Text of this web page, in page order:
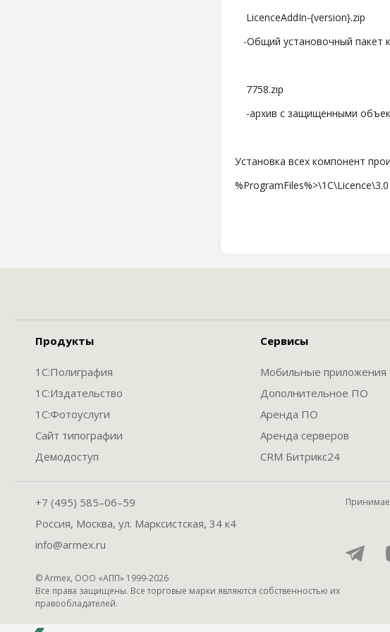
LicenceAddIn-{version}.zip
-Общий установочный пакет
7758.zip
-архив с защищенными
Установка всех компонент
%ProgramFiles%>\1C\Licence\3.0
Продукты
1С:Полиграфия
1С:Издательство
1С:Фотоуслуги
Сайт типографии
Демодоступ
Сервисы
Мобильные приложения
Дополнительное ПО
Аренда ПО
Аренда серверов
CRM Битрикс24
+7 (495) 585–06–59
Россия, Москва, ул. Марксистская, 34 к4
info@armex.ru
© Armex, ООО «АПП» 1999-2026
Все права защищены. Все торговые марки являются собственностью их
правообладателей.